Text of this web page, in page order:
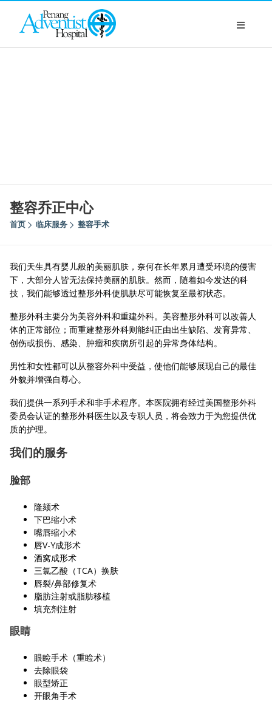
整容乔正中心
首页 临床服务 整容手术
我们天生具有婴儿般的美丽肌肤，奈何在长年累月遭受环境的侵害
下，大部分人皆无法保持美丽的肌肤。然而，随着如今发达的科
技，我们能够透过整形外科使肌肤尽可能恢复至最初状态。
整形外科主要分为美容外科和重建外科。美容整形外科可以改善人
体的正常部位；而重建整形外科则能纠正由出生缺陷、发育异常、
创伤或损伤、感染、肿瘤和疾病所引起的异常身体结构。
男性和女性都可以从整容外科中受益，使他们能够展现自己的最佳
外貌并增强自尊心。
我们提供一系列手术和非手术程序。本医院拥有经过美国整形外科
委员会认证的整形外科医生以及专职人员，将会致力于为您提供优
质的护理。
我们的服务
脸部
隆颏术
下巴缩小术
嘴唇缩小术
唇V-Y成形术
酒窝成形术
三氯乙酸（TCA）换肤
唇裂/鼻部修复术
脂肪注射或脂肪移植
填充剂注射
眼睛
眼睑手术（重睑术）
去除眼袋
眼型矫正
开眼角手术